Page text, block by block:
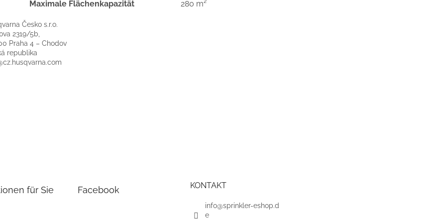
Maximale Flächenkapazität
280 m²
Česko s.r.o.
2319/5b,
Praha 4 – Chodov
republika
für Sie Facebook KONTAKT
info@sprinkler-eshop.d
e